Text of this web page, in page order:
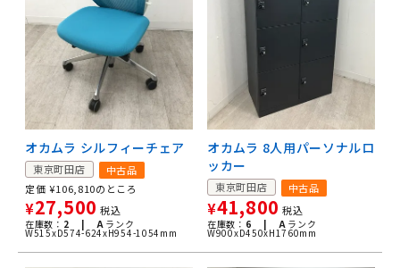
オカムラ シルフィーチェア
東京町田店
中古品
定価 ¥106,810のところ
¥27,500 税込
在庫数： 2 | A ランク
W515xD574-624xH954-1054mm
オカムラ 8人用パーソナルロ
ッカー
東京町田店 中古品
¥41,800 税込
在庫数： 6 | A ランク
W900xD450xH1760mm